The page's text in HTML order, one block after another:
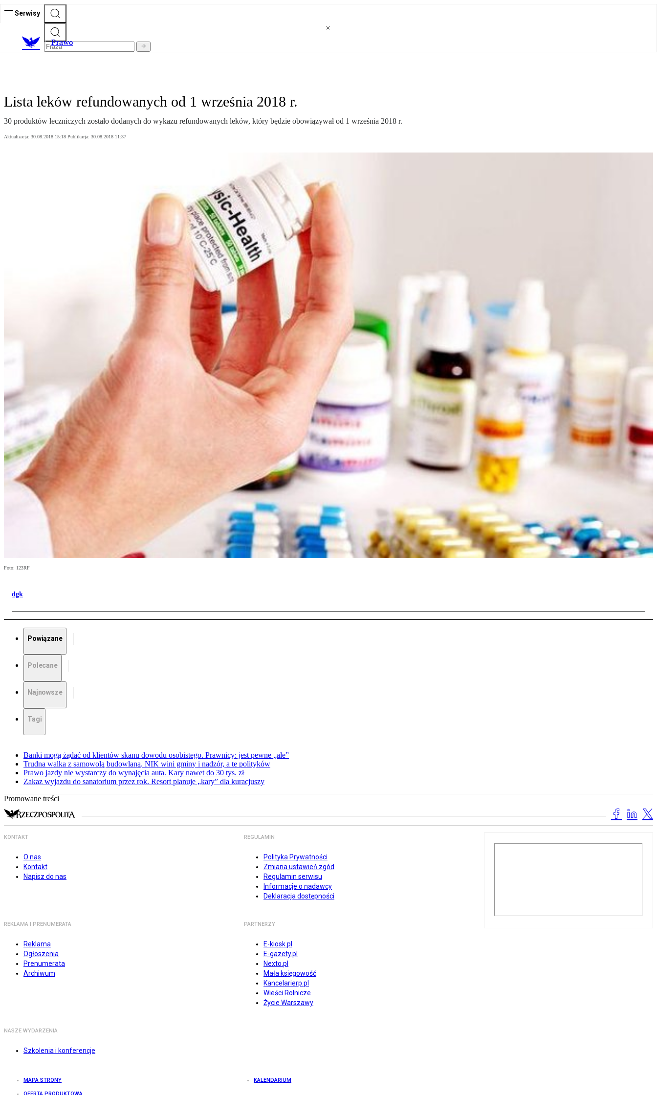
Serwisy
Prawo
Lista leków refundowanych od 1 września 2018 r.
30 produktów leczniczych zostało dodanych do wykazu refundowanych leków, który będzie obowiązywał od 1 września 2018 r.
Aktualizacja: 30.08.2018 15:18 Publikacja: 30.08.2018 11:37
Foto: 123RF
dgk
Powiązane
Polecane
Najnowsze
Tagi
Banki mogą żądać od klientów skanu dowodu osobistego. Prawnicy: jest pewne „ale”
Trudna walka z samowolą budowlaną. NIK wini gminy i nadzór, a te polityków
Prawo jazdy nie wystarczy do wynajęcia auta. Kary nawet do 30 tys. zł
Zakaz wyjazdu do sanatorium przez rok. Resort planuje „kary” dla kuracjuszy
Promowane treści
KONTAKT
O nas
Kontakt
Napisz do nas
REGULAMIN
Polityka Prywatności
Zmiana ustawień zgód
Regulamin serwisu
Informacje o nadawcy
Deklaracja dostępności
REKLAMA I PRENUMERATA
Reklama
Ogłoszenia
Prenumerata
Archiwum
PARTNERZY
E-kiosk.pl
E-gazety.pl
Nexto.pl
Mała księgowość
Kancelarierp.pl
Wieści Rolnicze
Życie Warszawy
NASZE WYDARZENIA
Szkolenia i konferencje
MAPA STRONY KALENDARIUM